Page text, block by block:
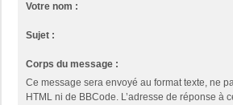
Votre nom :
Sujet :
Corps du message :
Ce message sera envoyé au format texte, ne
HTML ni de BBCode. L’adresse de réponse à